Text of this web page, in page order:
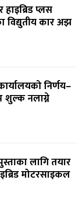
हाइब्रिड प्लस
विद्युतीय कार अझ
निर्णय–
शुल्क नलाग्ने
लागि तयार
मोटरसाइकल